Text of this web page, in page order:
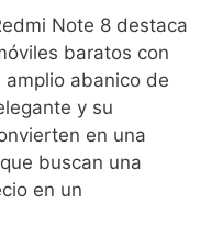
Note 8 destaca​
baratos con
abanico de
y su
en una
buscan una
en un